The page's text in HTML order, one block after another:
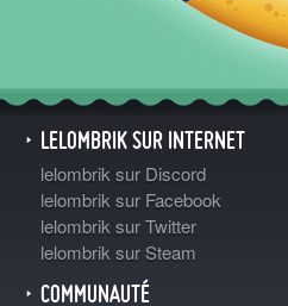
LELOMBRIK SUR INTERNET
lelombrik sur Discord
lelombrik sur Facebook
lelombrik sur Twitter
lelombrik sur Steam
COMMUNAUTÉ